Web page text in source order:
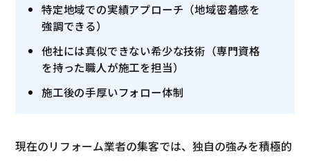
特定地域での実績アプローチ（地域密着感を
強調できる）
他社には真似できない希少な技術（専門資格
を持った職人が施工を担当）
施工後の手厚いフォロー体制
現在のリフォーム業者の集客では、独自の強みを積極的